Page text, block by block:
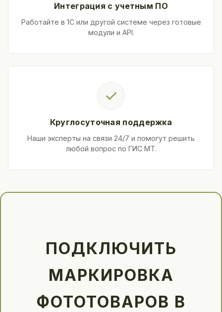
Интеграция с учетным ПО
Работайте в 1С или другой системе через готовые
модули и API.
✓
Круглосуточная поддержка
Наши эксперты на связи 24/7 и помогут решить
любой вопрос по ГИС МТ.
ПОДКЛЮЧИТЬ
МАРКИРОВКА
ФОТОТОВАРОВ В